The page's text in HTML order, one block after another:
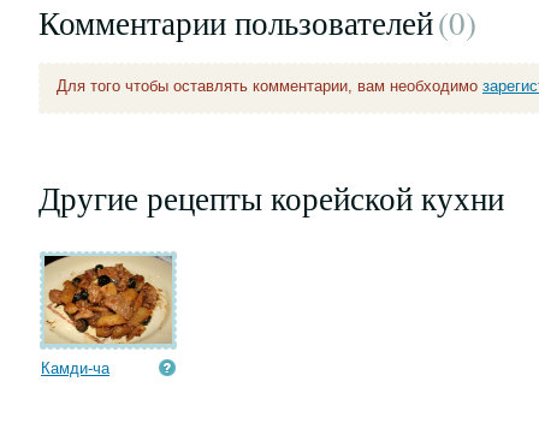
Комментарии пользователей(0)
Для того чтобы оставлять комментарии, вам необходимо
Другие рецепты корейской кухни
Камди-ча